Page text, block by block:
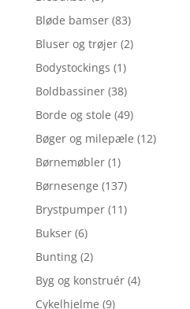
Bløde bamser (83)
Bluser og trøjer (2)
Bodystockings (1)
Boldbassiner (38)
Borde og stole (49)
Bøger og milepæle (12)
Børnemøbler (1)
Børnesenge (137)
Brystpumper (11)
Bukser (6)
Bunting (2)
Byg og konstruér (4)
Cykelhjelme (9)